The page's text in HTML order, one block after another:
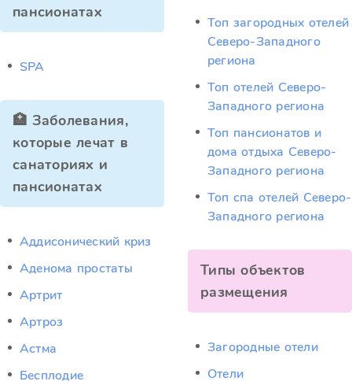
пансионатах
SPA
🏥 Заболевания,
которые лечат в
санаториях и
пансионатах
Аддисонический криз
Аденома простаты
Артрит
Артроз
Астма
Бесплодие
Топ загородных отелей
Северо-Западного
региона
Топ отелей Северо-
Западного региона
Топ пансионатов и
дома отдыха Северо-
Западного региона
Топ спа отелей Северо-
Западного региона
Типы объектов
размещения
Загородные отели
Отели